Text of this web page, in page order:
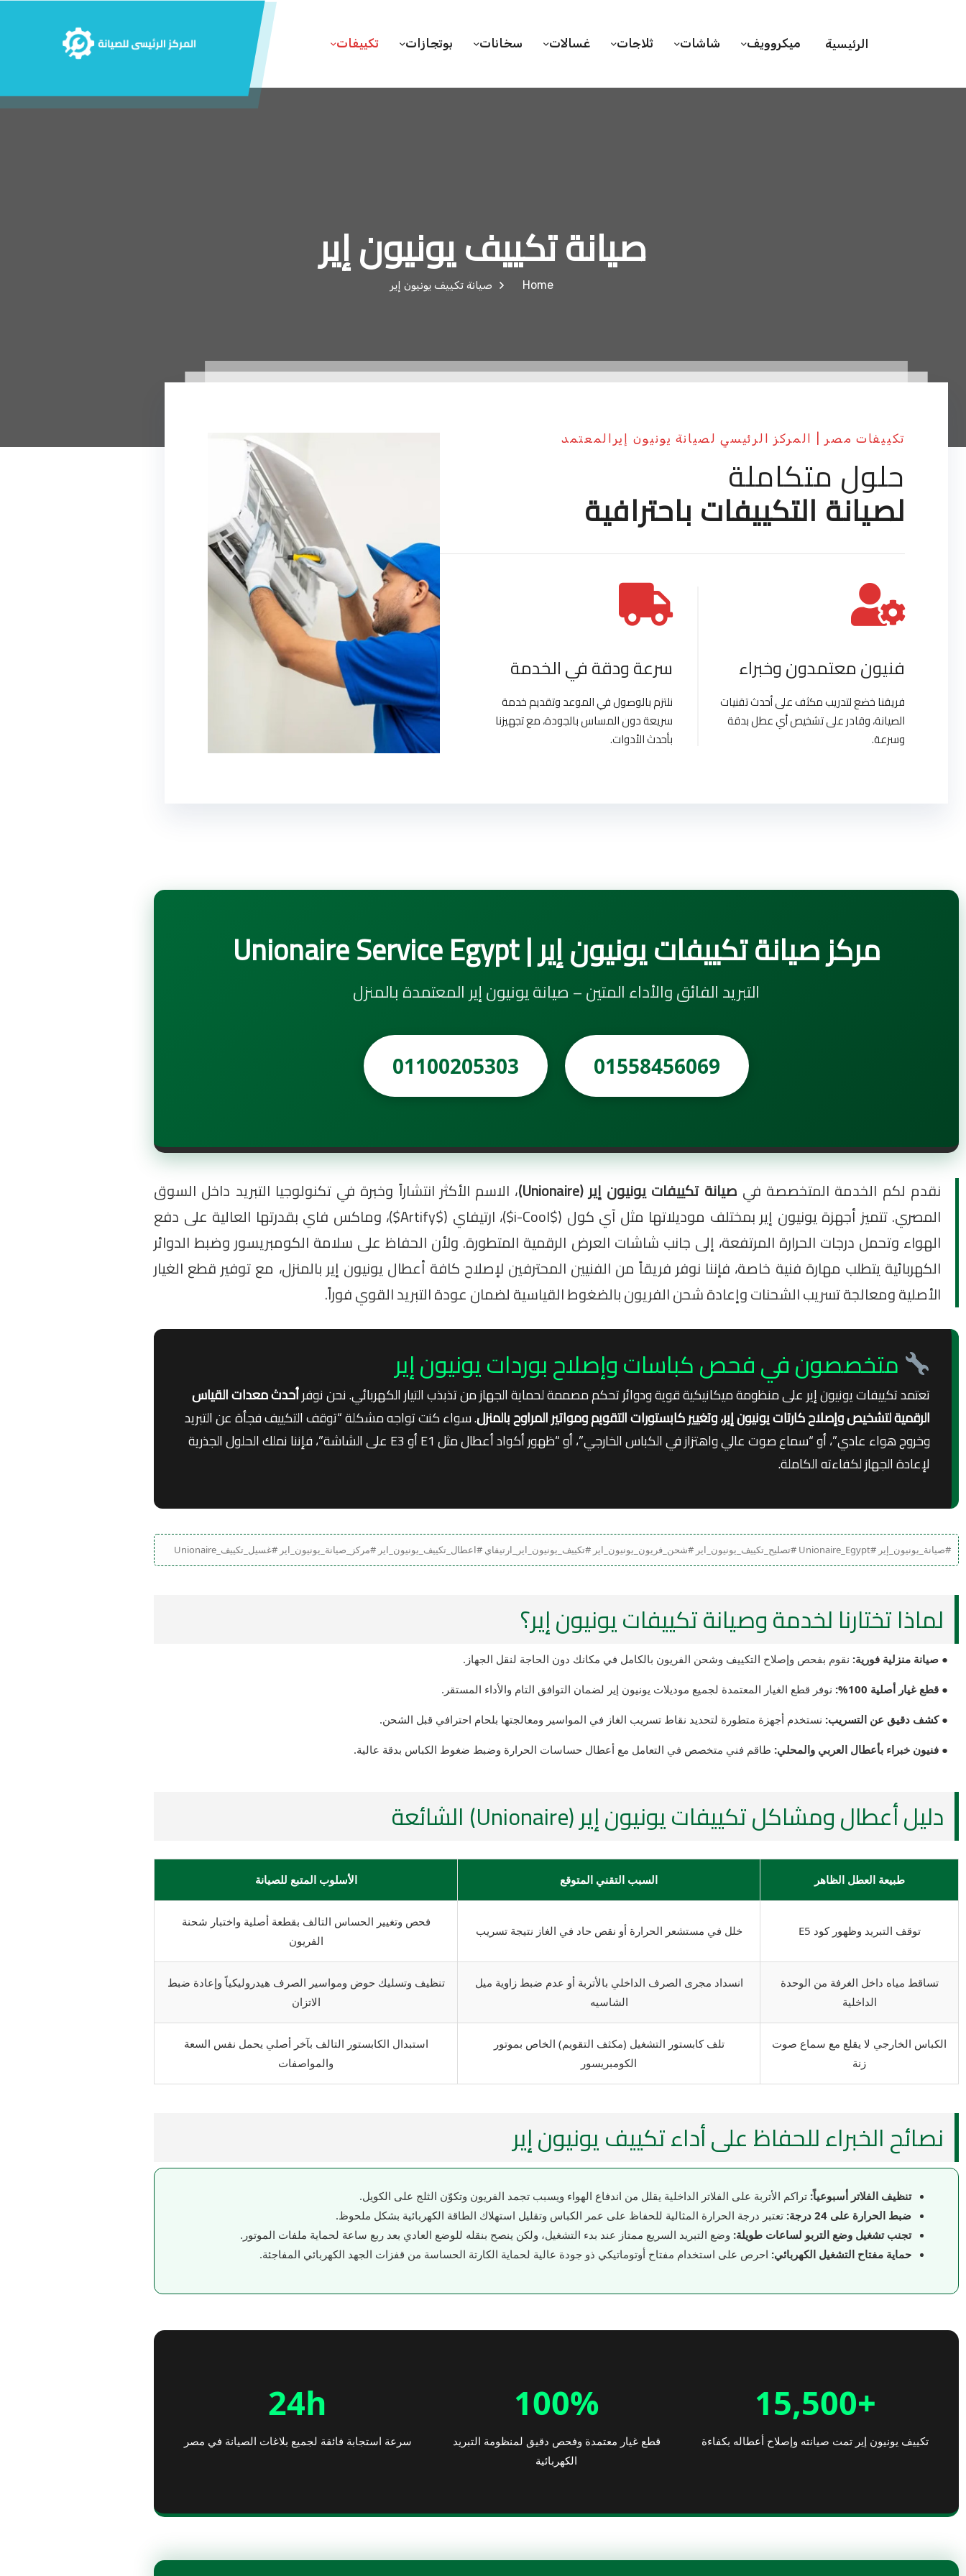
الرئيسية ميكروويف شاشات ثلاجات غسالات سخانات بوتجازات تكييفات
صيانة تكييف يونيون إير
Home صيانة تكييف يونيون إير
تكييفات مصر | المركز الرئيسي لصيانة يونيون إيرالمعتمد
حلول متكاملة
لصيانة التكييفات باحترافية
فنيون معتمدون وخبراء
فريقنا خضع لتدريب مكثف على أحدث تقنيات
الصيانة، وقادر على تشخيص أي عطل بدقة
وسرعة.
سرعة ودقة في الخدمة
نلتزم بالوصول في الموعد وتقديم خدمة
سريعة دون المساس بالجودة، مع تجهيزنا
بأحدث الأدوات.
مركز صيانة تكييفات يونيون إير | Unionaire Service Egypt
التبريد الفائق والأداء المتين – صيانة يونيون إير المعتمدة بالمنزل
01558456069
01100205303
نقدم لكم الخدمة المتخصصة في صيانة تكييفات يونيون إير (Unionaire)
، الاسم الأكثر انتشاراً وخبرة في تكنولوجيا التبريد داخل السوق
المصري. تتميز أجهزة يونيون إير بمختلف موديلاتها مثل آي كول ($i-Cool$)، ارتيفاي ($Artify$)، وماكس فاي بقدرتها العالية على دفع
الهواء وتحمل درجات الحرارة المرتفعة، إلى جانب شاشات العرض الرقمية المتطورة. ولأن الحفاظ على سلامة الكومبريسور وضبط الدوائر
الكهربائية يتطلب مهارة فنية خاصة، فإننا نوفر فريقاً من الفنيين المحترفين لإصلاح كافة أعطال يونيون إير بالمنزل، مع توفير قطع الغيار
الأصلية ومعالجة تسريب الشحنات وإعادة شحن الفريون بالضغوط القياسية لضمان عودة التبريد القوي فوراً.
متخصصون في فحص كباسات وإصلاح بوردات يونيون إير
تعتمد تكييفات يونيون إير على منظومة ميكانيكية قوية ودوائر تحكم مصممة لحماية الجهاز من تذبذب التيار الكهربائي. نحن نوفرأحدث معدات القياس
الرقمية لتشخيص وإصلاح كارتات يونيون إير، وتغيير كابستورات التقويم ومواتير المراوح بالمنزل. سواء كنت تواجه مشكلة “توقف التكييف فجأة عن التبريد
وخروج هواء عادي”، أو “سماع صوت عالي واهتزاز في الكباس الخارجي”، أو “ظهور أكواد أعطال مثل E1 أو E3 على الشاشة”، فإننا نملك الحلول الجذرية
لإعادة الجهاز لكفاءته الكاملة.
#صيانة_يونيون_إير #Unionaire_Egypt #تصليح_تكييف_يونيون_اير #شحن_فريون_يونيون_اير #تكييف_يونيون_اير_ارتيفاي #اعطال_تكييف_يونيون_اير #مركز_صيانة_يونيون_اير #غسيل_تكييف_Unionaire
لماذا تختارنا لخدمة وصيانة تكييفات يونيون إير؟
● صيانة منزلية فورية: نقوم بفحص وإصلاح التكييف وشحن الفريون بالكامل في مكانك دون الحاجة لنقل الجهاز.
● قطع غيار أصلية 100%: نوفر قطع الغيار المعتمدة لجميع موديلات يونيون إير لضمان التوافق التام والأداء المستقر.
● كشف دقيق عن التسريب: نستخدم أجهزة متطورة لتحديد نقاط تسريب الغاز في المواسير ومعالجتها بلحام احترافي قبل الشحن.
● فنيون خبراء بأعطال العربي والمحلي: طاقم فني متخصص في التعامل مع أعطال حساسات الحرارة وضبط ضغوط الكباس بدقة عالية.
دليل أعطال ومشاكل تكييفات يونيون إير (Unionaire) الشائعة
طبيعة العطل الظاهر السبب التقني المتوقع الأسلوب المتبع للصيانة
توقف التبريد وظهور كود E5 خلل في مستشعر الحرارة أو نقص حاد في الغاز نتيجة تسريب
فحص وتغيير الحساس التالف بقطعة أصلية واختبار شحنة
الفريون
تساقط مياه داخل الغرفة من الوحدة
الداخلية
انسداد مجرى الصرف الداخلي بالأتربة أو عدم ضبط زاوية ميل
الشاسيه
تنظيف وتسليك حوض ومواسير الصرف هيدروليكياً وإعادة ضبط
الاتزان
الكباس الخارجي لا يقلع مع سماع صوت
زنة
تلف كابستور التشغيل (مكثف التقويم) الخاص بموتور
الكومبريسور
استبدال الكابستور التالف بآخر أصلي يحمل نفس السعة
والمواصفات
نصائح الخبراء للحفاظ على أداء تكييف يونيون إير
تنظيف الفلاتر أسبوعياً: تراكم الأتربة على الفلاتر الداخلية يقلل من اندفاع الهواء ويسبب تجمد الفريون وتكوّن الثلج على الكويل.
ضبط الحرارة على 24 درجة:
تعتبر درجة الحرارة المثالية للحفاظ على عمر الكباس وتقليل استهلاك الطاقة الكهربائية بشكل ملحوظ.
تجنب تشغيل وضع التربو لساعات طويلة: وضع التبريد السريع ممتاز عند بدء التشغيل، ولكن ينصح بنقله للوضع العادي بعد ربع ساعة لحماية ملفات الموتور.
حماية مفتاح التشغيل الكهربائي: احرص على استخدام مفتاح أوتوماتيكي ذو جودة عالية لحماية الكارتة الحساسة من قفزات الجهد الكهربائي المفاجئة.
+15,500
تكييف يونيون إير تمت صيانته وإصلاح أعطاله بكفاءة
100%
قطع غيار معتمدة وفحص دقيق لمنظومة التبريد
الكهربائية
24h
سرعة استجابة فائقة لجميع بلاغات الصيانة في مصر